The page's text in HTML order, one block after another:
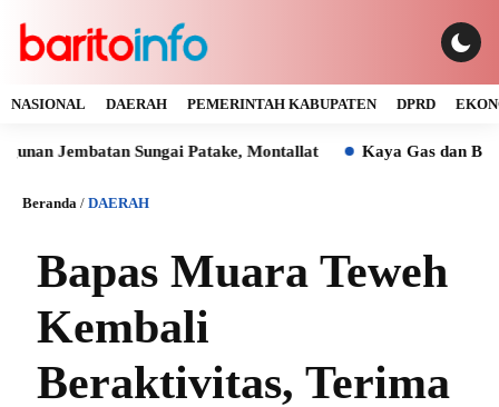
NASIONAL DAERAH PEMERINTAH KABUPATEN DPRD
Sungai Patake, Montallat Kaya Gas dan Batu Bara
Beranda / DAERAH
Bapas Muara Teweh
Kembali
Beraktivitas, Terima